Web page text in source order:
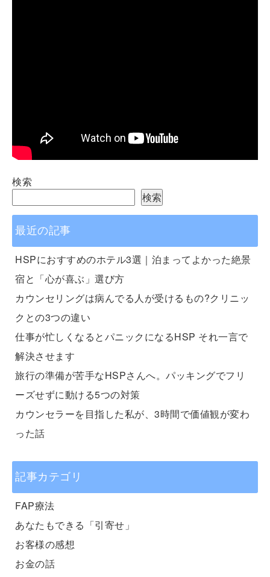
検索
検索
最近の記事
HSPにおすすめのホテル3選｜泊まってよかった絶景
宿と「心が喜ぶ」選び方
カウンセリングは病んでる人が受けるもの?クリニッ
クとの3つの違い
仕事が忙しくなるとパニックになるHSP それ一言で
解決させます
旅行の準備が苦手なHSPさんへ。パッキングでフリ
ーズせずに動ける5つの対策
カウンセラーを目指した私が、3時間で価値観が変わ
った話
記事カテゴリ
FAP療法
あなたもできる「引寄せ」
お客様の感想
お金の話